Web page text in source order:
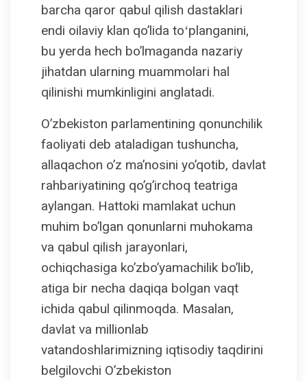
barcha qaror qabul qilish dastaklari
endi oilaviy klan qo’lida toʻplanganini,
bu yerda hech bo’lmaganda nazariy
jihatdan ularning muammolari hal
qilinishi mumkinligini anglatadi.
O’zbekiston parlamentining qonunchilik
faoliyati deb ataladigan tushuncha,
allaqachon o’z ma’nosini yo’qotib, davlat
rahbariyatining qo’g’irchoq teatriga
aylangan. Hattoki mamlakat uchun
muhim bo’lgan qonunlarni muhokama
va qabul qilish jarayonlari,
ochiqchasiga ko’zbo’yamachilik bo’lib,
atiga bir necha daqiqa bolgan vaqt
ichida qabul qilinmoqda. Masalan,
davlat va millionlab
vatandoshlarimizning iqtisodiy taqdirini
belgilovchi O’zbekiston